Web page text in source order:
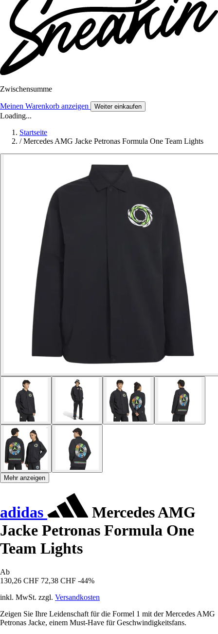
Zwischensumme
Meinen Warenkorb anzeigen Weiter einkaufen
Loading...
Startseite
/ Mercedes AMG Jacke Petronas Formula One Team Lights
Mehr anzeigen
adidas
Mercedes AMG
Jacke Petronas Formula One
Team Lights
Ab
130,26 CHF 72,38 CHF -44%
inkl. MwSt. zzgl. Versandkosten
Zeigen Sie Ihre Leidenschaft für die Formel 1 mit der Mercedes AMG
Petronas Jacke, einem Must-Have für Geschwindigkeitsfans.